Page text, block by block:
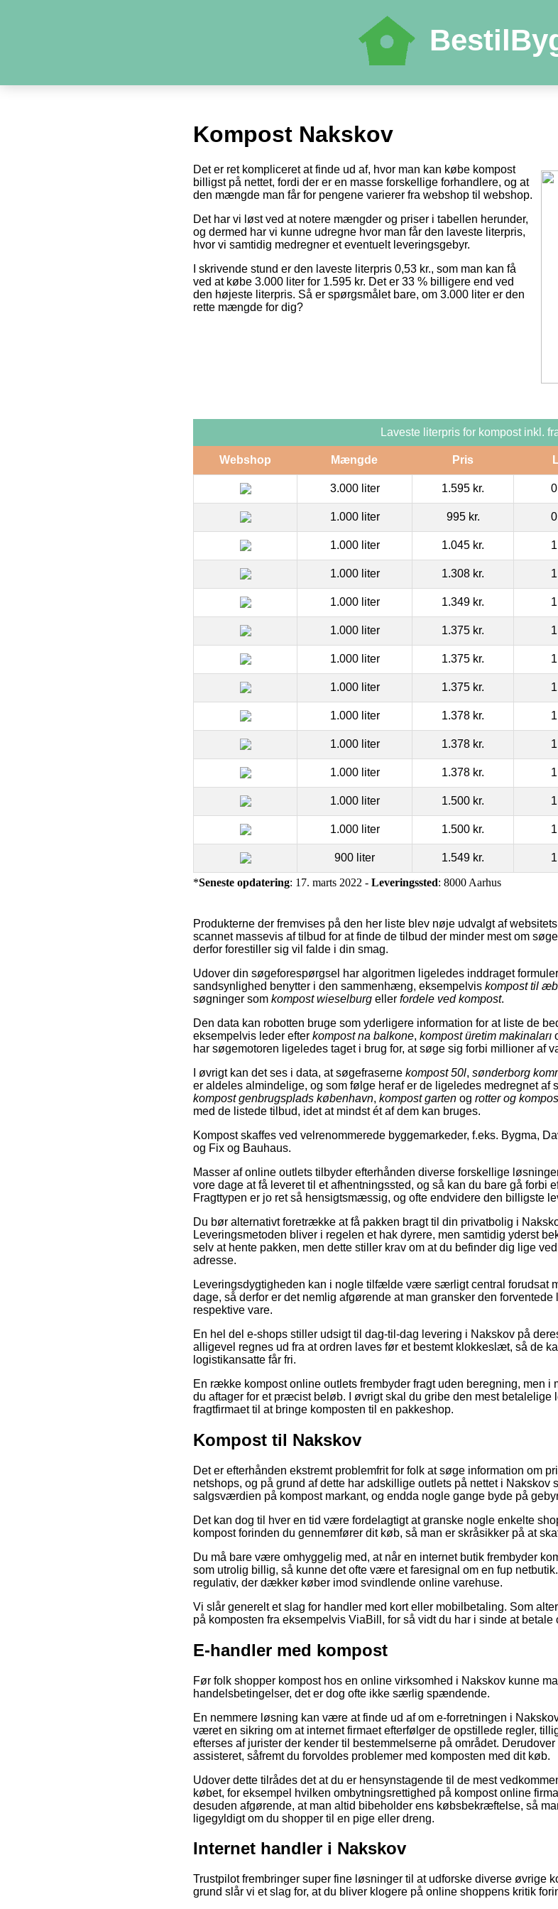
Kompost Nakskov
Det er ret kompliceret at finde ud af, hvor man kan købe kompost
billigst på nettet, fordi der er en masse forskellige forhandlere, og at
den mængde man får for pengene varierer fra webshop til webshop.
Det har vi løst ved at notere mængder og priser i tabellen herunder,
og dermed har vi kunne udregne hvor man får den laveste literpris,
hvor vi samtidig medregner et eventuelt leveringsgebyr.
I skrivende stund er den laveste literpris 0,53 kr., som man kan få
ved at købe 3.000 liter for 1.595 kr. Det er 33 % billigere end ved
den højeste literpris. Så er spørgsmålet bare, om 3.000 liter er den
rette mængde for dig?
Laveste literpris for kompost inkl.
Webshop Mængde Pris
3.000 liter 1.595 kr.
1.000 liter 995 kr.
1.000 liter 1.045 kr.
1.000 liter 1.308 kr.
1.000 liter 1.349 kr.
1.000 liter 1.375 kr.
1.000 liter 1.375 kr.
1.000 liter 1.375 kr.
1.000 liter 1.378 kr.
1.000 liter 1.378 kr.
1.000 liter 1.378 kr.
1.000 liter 1.500 kr.
1.000 liter 1.500 kr.
900 liter 1.549 kr.
*Seneste opdatering: 17. marts 2022 - Leveringssted: 8000 Aarhus
Produkterne der fremvises på den her liste blev nøje udvalgt af
scannet massevis af tilbud for at finde de tilbud der minder mest om
derfor forestiller sig vil falde i din smag.
Udover din søgeforespørgsel har algoritmen ligeledes inddraget
sandsynlighed benytter i den sammenhæng, eksempelvis kompost til
søgninger som kompost wieselburg eller fordele ved kompost.
Den data kan robotten bruge som yderligere information for at liste de
eksempelvis leder efter kompost na balkone, kompost üretim makinaları
har søgemotoren ligeledes taget i brug for, at søge sig forbi millioner af
I øvrigt kan det ses i data, at søgefraserne kompost 50l, sønderborg
er aldeles almindelige, og som følge heraf er de ligeledes medregnet af
kompost genbrugsplads københavn, kompost garten og rotter og
med de listede tilbud, idet at mindst ét af dem kan bruges.
Kompost skaffes ved velrenommerede byggemarkeder, f.eks. Bygma,
og Fix og Bauhaus.
Masser af online outlets tilbyder efterhånden diverse forskellige
vore dage at få leveret til et afhentningssted, og så kan du bare gå forbi
Fragttypen er jo ret så hensigtsmæssig, og ofte endvidere den billigste
Du bør alternativt foretrække at få pakken bragt til din privatbolig i
Leveringsmetoden bliver i regelen et hak dyrere, men samtidig yderst
selv at hente pakken, men dette stiller krav om at du befinder dig lige
adresse.
Leveringsdygtigheden kan i nogle tilfælde være særligt central forudsat
dage, så derfor er det nemlig afgørende at man gransker den
respektive vare.
En hel del e-shops stiller udsigt til dag-til-dag levering i Nakskov på
alligevel regnes ud fra at ordren laves før et bestemt klokkeslæt, så de
logistikansatte får fri.
En række kompost online outlets frembyder fragt uden beregning, men
du aftager for et præcist beløb. I øvrigt skal du gribe den mest betalelige
fragtfirmaet til at bringe komposten til en pakkeshop.
Kompost til Nakskov
Det er efterhånden ekstremt problemfrit for folk at søge information om
netshops, og på grund af dette har adskillige outlets på nettet i Nakskov
salgsværdien på kompost markant, og endda nogle gange byde på
Det kan dog til hver en tid være fordelagtigt at granske nogle enkelte
kompost forinden du gennemfører dit køb, så man er skråsikker på at
Du må bare være omhyggelig med, at når en internet butik frembyder
som utrolig billig, så kunne det ofte være et faresignal om en fup
regulativ, der dækker køber imod svindlende online varehuse.
Vi slår generelt et slag for handler med kort eller mobilbetaling. Som
på komposten fra eksempelvis ViaBill, for så vidt du har i sinde at
E-handler med kompost
Før folk shopper kompost hos en online virksomhed i Nakskov kunne
handelsbetingelser, det er dog ofte ikke særlig spændende.
En nemmere løsning kan være at finde ud af om e-forretningen i
været en sikring om at internet firmaet efterfølger de opstillede regler,
efterses af jurister der kender til bestemmelserne på området.
assisteret, såfremt du forvoldes problemer med komposten med dit køb.
Udover dette tilrådes det at du er hensynstagende til de mest
købet, for eksempel hvilken ombytningsrettighed på kompost online
desuden afgørende, at man altid bibeholder ens købsbekræftelse, så
ligegyldigt om du shopper til en pige eller dreng.
Internet handler i Nakskov
Trustpilot frembringer super fine løsninger til at udforske diverse øvrige
grund slår vi et slag for, at du bliver klogere på online shoppens kritik